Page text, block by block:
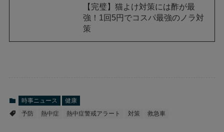
【完璧】猫よけ対策には酢が最
強！1回5円でコスパ最強のノラ対
策
時事ニュース
健康
予防
熱中症 熱中症警戒アラート 対策 救急車